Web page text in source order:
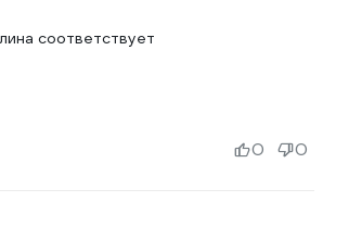
соответствует
0 0